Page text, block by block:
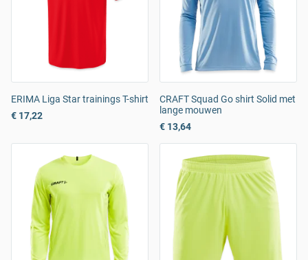
ERIMA Liga Star trainings T-shirt
€ 17,22
CRAFT Squad Go shirt Solid met
lange mouwen
€ 13,64